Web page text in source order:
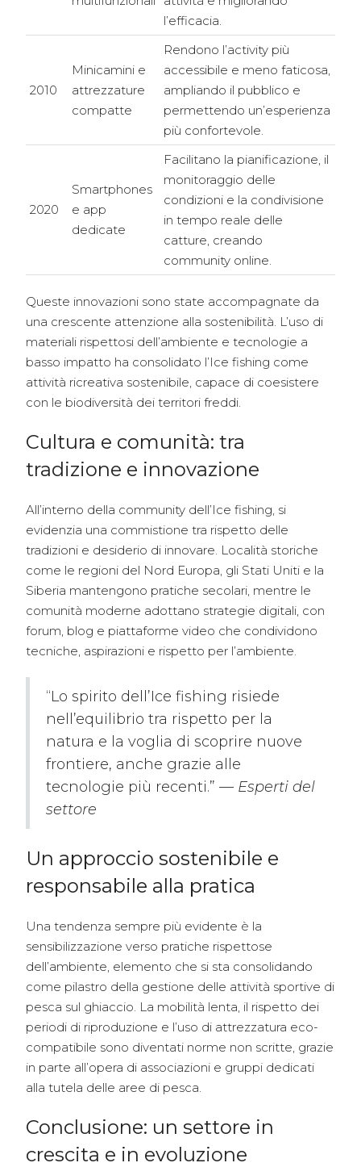
l’efficacia.
2010
Minicamini e
attrezzature
compatte
Rendono l’activity più
accessibile e meno faticosa,
ampliando il pubblico e
permettendo un’esperienza
più confortevole.
2020
Smartphones
e app
dedicate
Facilitano la pianificazione, il
monitoraggio delle
condizioni e la condivisione
in tempo reale delle
catture, creando
community online.
Queste innovazioni sono state accompagnate da
una crescente attenzione alla sostenibilità. L’uso di
materiali rispettosi dell’ambiente e tecnologie a
basso impatto ha consolidato l’Ice fishing come
attività ricreativa sostenibile, capace di coesistere
con le biodiversità dei territori freddi.
Cultura e comunità: tra
tradizione e innovazione
All’interno della community dell’Ice fishing, si
evidenzia una commistione tra rispetto delle
tradizioni e desiderio di innovare. Località storiche
come le regioni del Nord Europa, gli Stati Uniti e la
Siberia mantengono pratiche secolari, mentre le
comunità moderne adottano strategie digitali, con
forum, blog e piattaforme video che condividono
tecniche, aspirazioni e rispetto per l’ambiente.
“Lo spirito dell’Ice fishing risiede
nell’equilibrio tra rispetto per la
natura e la voglia di scoprire nuove
frontiere, anche grazie alle
tecnologie più recenti.” — Esperti del
settore
Un approccio sostenibile e
responsabile alla pratica
Una tendenza sempre più evidente è la
sensibilizzazione verso pratiche rispettose
dell’ambiente, elemento che si sta consolidando
come pilastro della gestione delle attività sportive di
pesca sul ghiaccio. La mobilità lenta, il rispetto dei
periodi di riproduzione e l’uso di attrezzatura eco-
compatibile sono diventati norme non scritte, grazie
in parte all’opera di associazioni e gruppi dedicati
alla tutela delle aree di pesca.
Conclusione: un settore in
crescita e in evoluzione